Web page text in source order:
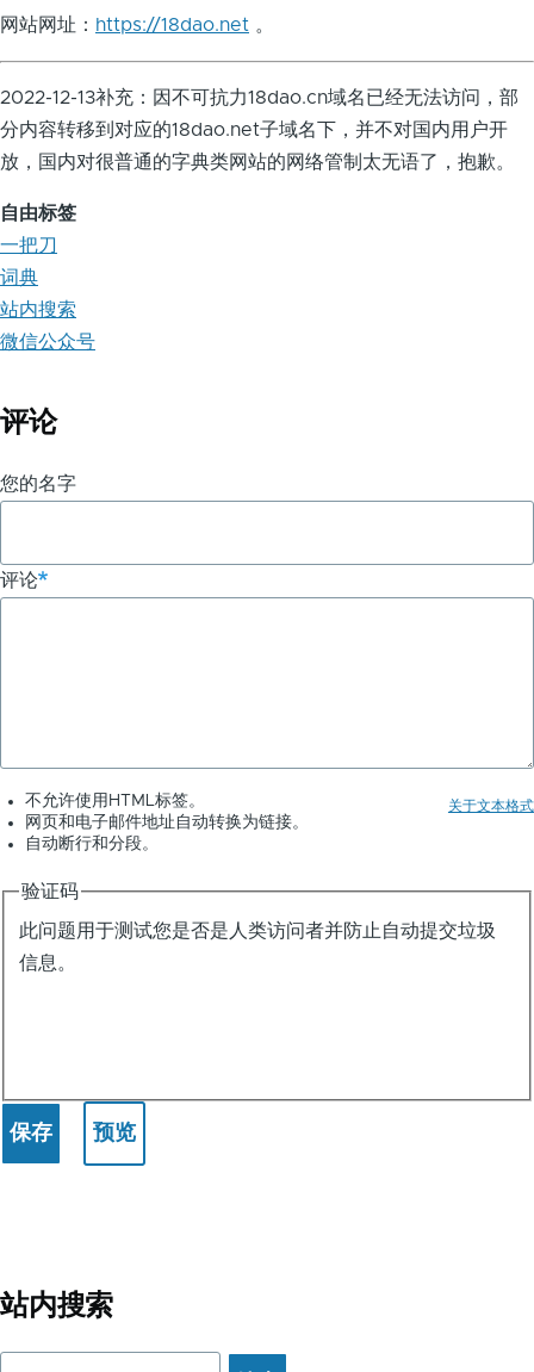
网站网址： https://18dao.net 。
2022-12-13补充：因不可抗力18dao.cn域名已经无法访问，部
分内容转移到对应的18dao.net子域名下，并不对国内用户开
放，国内对很普通的字典类网站的网络管制太无语了，抱歉。
自由标签
一把刀
词典
站内搜索
微信公众号
评论
您的名字
评论
关于文本格式
不允许使用HTML标签。
网页和电子邮件地址自动转换为链接。
自动断行和分段。
验证码
此问题用于测试您是否是人类访问者并防止自动提交垃圾
信息。
站内搜索